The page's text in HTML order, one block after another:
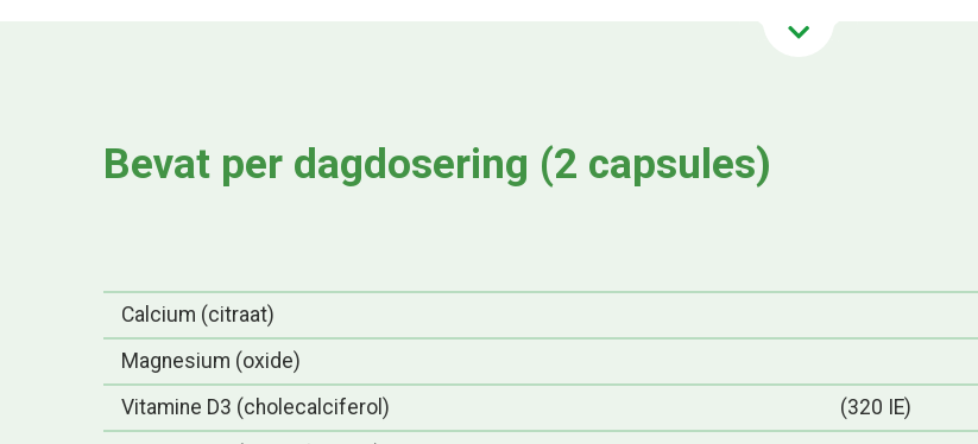
Bevat per dagdosering (2 capsules)
Calcium (citraat)
Magnesium (oxide)
Vitamine D3 (cholecalciferol)
(320 IE)